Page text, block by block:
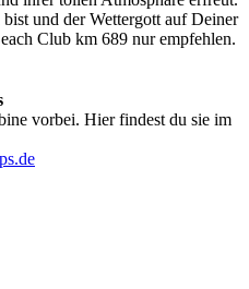
und der Wettergott auf Deiner
Club km 689 nur empfehlen.
vorbei. Hier findest du sie im